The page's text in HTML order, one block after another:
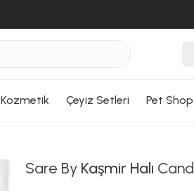
Kozmetik Çeyiz Setleri Pet Shop
Sare By Kaşmir Halı